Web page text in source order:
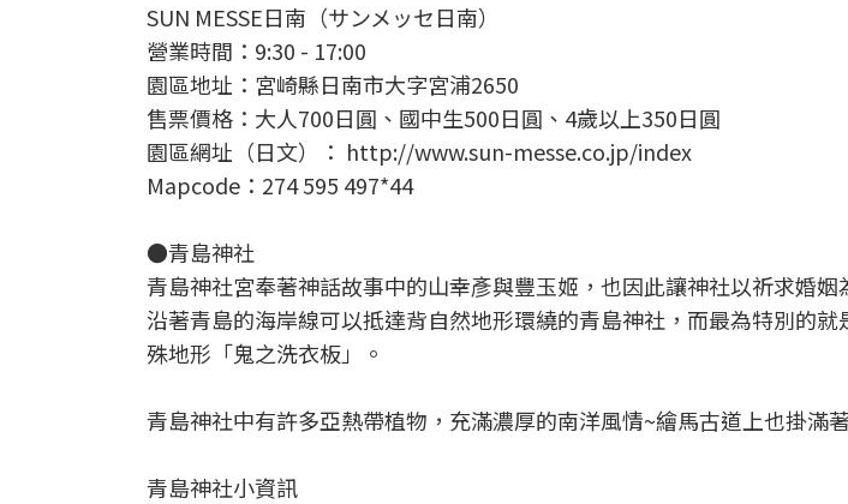
SUN MESSE日南（サンメッセ日南）
營業時間：9:30 - 17:00
園區地址：宮崎縣日南市大字宮浦2650
售票價格：大人700日圓、國中生500日圓、4歲以上350日圓
園區網址（日文）： http://www.sun-messe.co.jp/index
Mapcode：274 595 497*44
●青島神社
青島神社宮奉著神話故事中的山幸彥與豐玉姬，也因此讓神社以祈求婚姻
沿著青島的海岸線可以抵達背自然地形環繞的青島神社，而最為特別的
殊地形「鬼之洗衣板」。
青島神社中有許多亞熱帶植物，充滿濃厚的南洋風情~繪馬古道上也掛滿
青島神社小資訊